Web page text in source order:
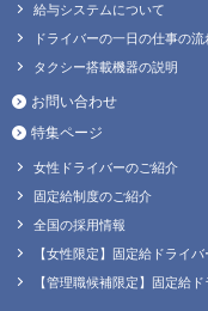
給与システムについて
ドライバーの一日の仕事の流
タクシー搭載機器の説明
お問い合わせ
特集ページ
女性ドライバーのご紹介
固定給制度のご紹介
全国の採用情報
【女性限定】固定給ドライ
【管理職候補限定】固定給